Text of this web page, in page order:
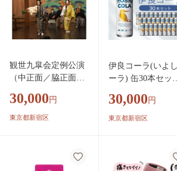
観世九皐会定例公演
（中正面／脇正面席
分） チケット 鑑賞
券 鑑賞 チケット 券
言 伝統 芸能 矢来能
楽堂 能楽堂 新宿 東
30,000 円
東京都新宿区
伊良コーラ(いよ
ーラ) 缶30本セッ
ラ オリジナル 炭酸
ジュース 缶 セット
30,000 円
東京都新宿区